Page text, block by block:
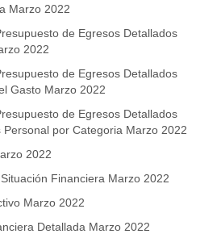
Marzo 2022
de Egresos Detallados
2022
de Egresos Detallados
Gasto Marzo 2022
de Egresos Detallados
por Categoria Marzo 2022
2022
Financiera Marzo 2022
Marzo 2022
Detallada Marzo 2022